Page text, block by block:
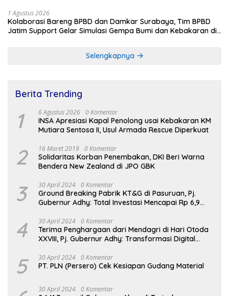
1 Agustus 2026
Kolaborasi Bareng BPBD dan Damkar Surabaya, Tim BPBD
Jatim Support Gelar Simulasi Gempa Bumi dan Kebakaran di
Selengkapnya
Berita Trending
1 6 Agustus 2026 0 Komentar
INSA Apresiasi Kapal Penolong usai Kebakaran KM
Mutiara Sentosa II, Usul Armada Rescue Diperkuat
2 16 Maret 2019 0 Komentar
Solidaritas Korban Penembakan, DKI Beri Warna
Bendera New Zealand di JPO GBK
3 30 April 2024 0 Komentar
Ground Breaking Pabrik KT&G di Pasuruan, Pj.
Gubernur Adhy: Total Investasi Mencapai Rp 6,9
4 30 April 2024 0 Komentar
Terima Penghargaan dari Mendagri di Hari Otoda
XXVIII, Pj. Gubernur Adhy: Transformasi Digital
Keberhasilan Jatim
5 30 April 2024 0 Komentar
PT. PLN (Persero) Cek Kesiapan Gudang Material
30 April 2024 0 Komentar